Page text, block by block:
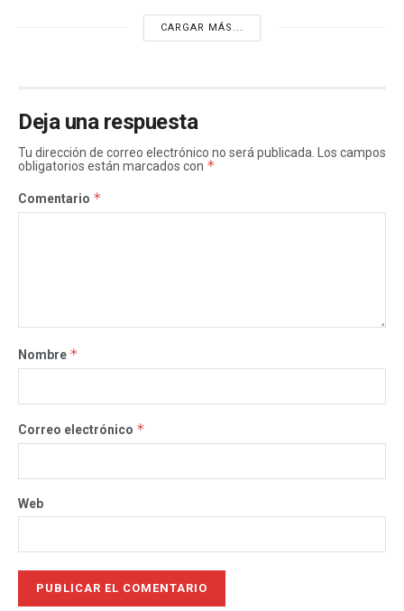
CARGAR MÁS...
Deja una respuesta
Tu dirección de correo electrónico no será publicada.
Los campos
obligatorios están marcados con *
Comentario *
Nombre *
Correo electrónico *
Web